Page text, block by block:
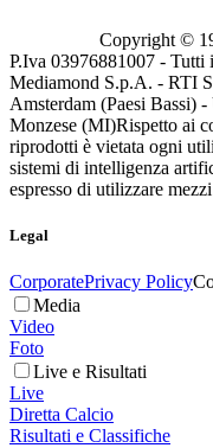
Copyright ©
P.Iva 03976881007 -
Mediamond S.p.A. - RTI
Amsterdam (Paesi Bassi)
Monzese (MI)Rispetto ai
riprodotti è vietata ogni
sistemi di intelligenza
espresso di utilizzare
Legal
CorporatePrivacy Policy
Media
Video
Foto
Live e Risultati
Live
Diretta Calcio
Risultati e Classifiche